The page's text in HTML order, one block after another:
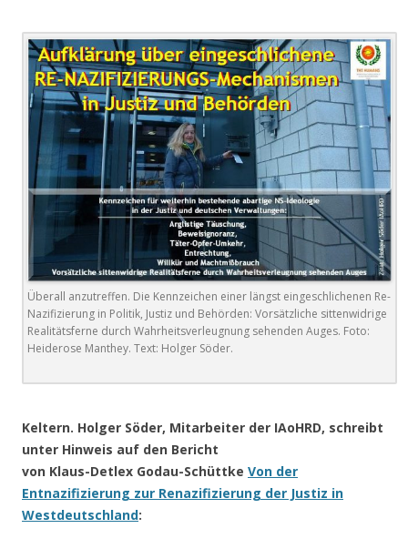
Überall anzutreffen. Die Kennzeichen einer längst eingeschlichenen Re-
Nazifizierung in Politik, Justiz und Behörden: Vorsätzliche sittenwidrige
Realitätsferne durch Wahrheitsverleugnung sehenden Auges. Foto:
Heiderose Manthey. Text: Holger Söder.
Keltern. Holger Söder, Mitarbeiter der IAoHRD, schreibt
unter Hinweis auf den Bericht
von Klaus-Detlex Godau-Schüttke Von der
Entnazifizierung zur Renazifizierung der Justiz in
Westdeutschland: